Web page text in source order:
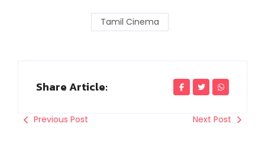
Tamil Cinema
Share Article:
Previous Post Next Post